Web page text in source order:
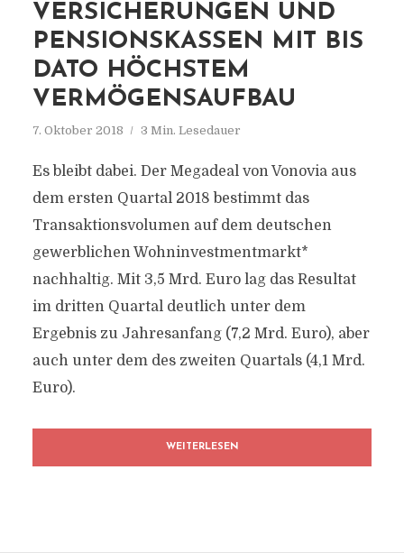
VERSICHERUNGEN UND
PENSIONSKASSEN MIT BIS
DATO HÖCHSTEM
VERMÖGENSAUFBAU
7. Oktober 2018 3 Min. Lesedauer
Es bleibt dabei. Der Megadeal von Vonovia aus
dem ersten Quartal 2018 bestimmt das
Transaktionsvolumen auf dem deutschen
gewerblichen Wohninvestmentmarkt*
nachhaltig. Mit 3,5 Mrd. Euro lag das Resultat
im dritten Quartal deutlich unter dem
Ergebnis zu Jahresanfang (7,2 Mrd. Euro), aber
auch unter dem des zweiten Quartals (4,1 Mrd.
Euro).
WEITERLESEN